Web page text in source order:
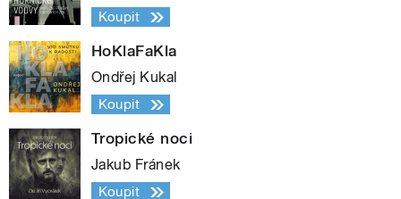
Koupit
HoKlaFaKla
Ondřej Kukal
Koupit
Tropické noci
Jakub Fránek
Koupit